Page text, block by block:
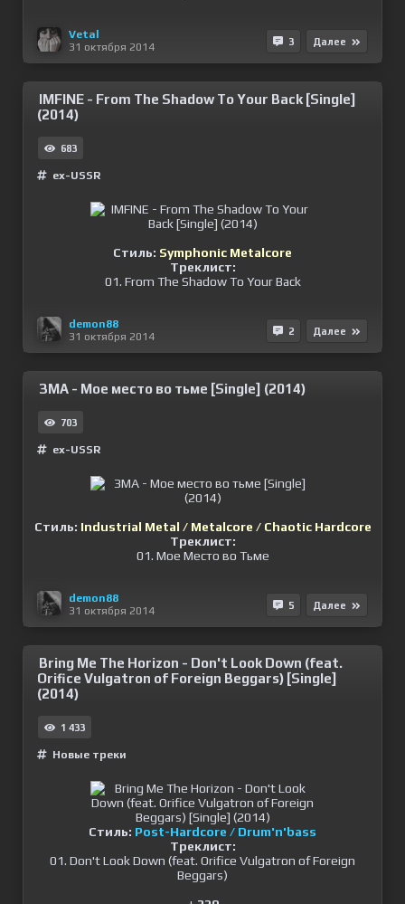
Vetal
31 октября 2014
3 Далее
IMFINE - From The Shadow To Your Back [Single]
(2014)
683
ex-USSR
Стиль: Symphonic Metalcore
Треклист:
01. From The Shadow To Your Back
demon88
31 октября 2014
2 Далее
ЗМА - Мое место во тьме [Single] (2014)
703
ex-USSR
Стиль: Industrial Metal / Metalcore / Chaotic Hardcore
Треклист:
01. Мое Место во Тьме
demon88
31 октября 2014
5 Далее
Bring Me The Horizon - Don't Look Down (feat.
Orifice Vulgatron of Foreign Beggars) [Single]
(2014)
1 433
Новые треки
Стиль: Post-Hardcore / Drum'n'bass
Треклист:
01. Don't Look Down (feat. Orifice Vulgatron of Foreign
Beggars)